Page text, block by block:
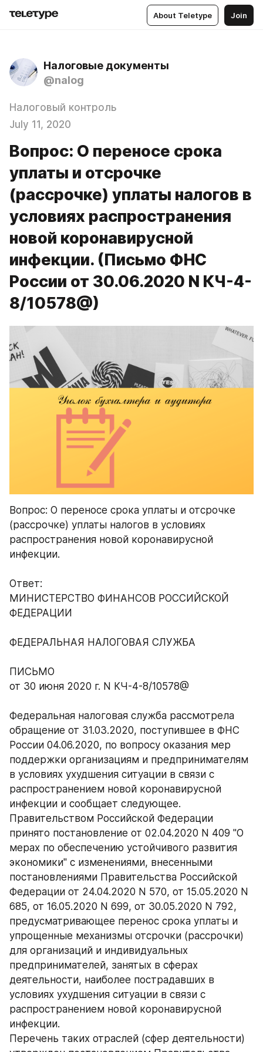
About Teletype Join
Налоговые документы
@nalog
Налоговый контроль
July 11, 2020
Вопрос: О переносе срока
уплаты и отсрочке
(рассрочке) уплаты налогов в
условиях распространения
новой коронавирусной
инфекции. (Письмо ФНС
России от 30.06.2020 N КЧ-4-
8/10578@)
Вопрос: О переносе срока уплаты и отсрочке
(рассрочке) уплаты налогов в условиях
распространения новой коронавирусной
инфекции.
Ответ:
МИНИСТЕРСТВО ФИНАНСОВ РОССИЙСКОЙ
ФЕДЕРАЦИИ
ФЕДЕРАЛЬНАЯ НАЛОГОВАЯ СЛУЖБА
ПИСЬМО
от 30 июня 2020 г. N КЧ-4-8/10578@
Федеральная налоговая служба рассмотрела
обращение от 31.03.2020, поступившее в ФНС
России 04.06.2020, по вопросу оказания мер
поддержки организациям и предпринимателям
в условиях ухудшения ситуации в связи с
распространением новой коронавирусной
инфекции и сообщает следующее.
Правительством Российской Федерации
принято постановление от 02.04.2020 N 409 "О
мерах по обеспечению устойчивого развития
экономики" с изменениями, внесенными
постановлениями Правительства Российской
Федерации от 24.04.2020 N 570, от 15.05.2020 N
685, от 16.05.2020 N 699, от 30.05.2020 N 792,
предусматривающее перенос срока уплаты и
упрощенные механизмы отсрочки (рассрочки)
для организаций и индивидуальных
предпринимателей, занятых в сферах
деятельности, наиболее пострадавших в
условиях ухудшения ситуации в связи с
распространением новой коронавирусной
инфекции.
Перечень таких отраслей (сфер деятельности)